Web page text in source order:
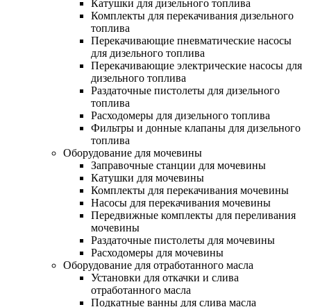
Катушки для дизельного топлива
Комплекты для перекачивания дизельного
топлива
Перекачивающие пневматические насосы
для дизельного топлива
Перекачивающие электрические насосы для
дизельного топлива
Раздаточные пистолеты для дизельного
топлива
Расходомеры для дизельного топлива
Фильтры и донные клапаны для дизельного
топлива
Оборудование для мочевины
Заправочные станции для мочевины
Катушки для мочевины
Комплекты для перекачивания мочевины
Насосы для перекачивания мочевины
Передвижные комплекты для переливания
мочевины
Раздаточные пистолеты для мочевины
Расходомеры для мочевины
Оборудование для отработанного масла
Установки для откачки и слива
отработанного масла
Подкатные ванны для слива масла